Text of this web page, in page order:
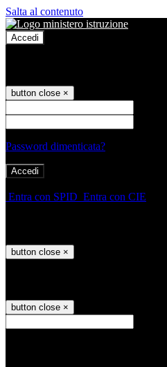
Salta al contenuto
Accedi
button close ×
Password dimenticata?
Entra con SPID Entra con CIE
button close ×
button close ×